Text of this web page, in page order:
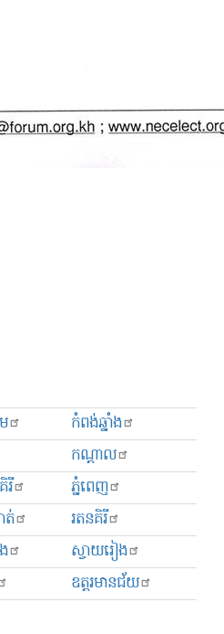
កំពង់ឆ្នាំង
កណ្ដាល
ភ្នំពេញ
ត់
រតនគិរី
ស្វាយរៀង
ឧត្ដរមានជ័យ